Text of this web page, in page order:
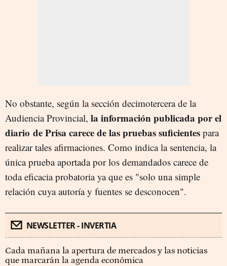
No obstante, según la sección decimotercera de la
Audiencia Provincial, la información publicada por el
diario de Prisa carece de las pruebas suficientes para
realizar tales afirmaciones. Como indica la sentencia, la
única prueba aportada por los demandados carece de
toda eficacia probatoria ya que es "solo una simple
relación cuya autoría y fuentes se desconocen".
NEWSLETTER - INVERTIA
Cada mañana la apertura de mercados y las noticias
que marcarán la agenda económica